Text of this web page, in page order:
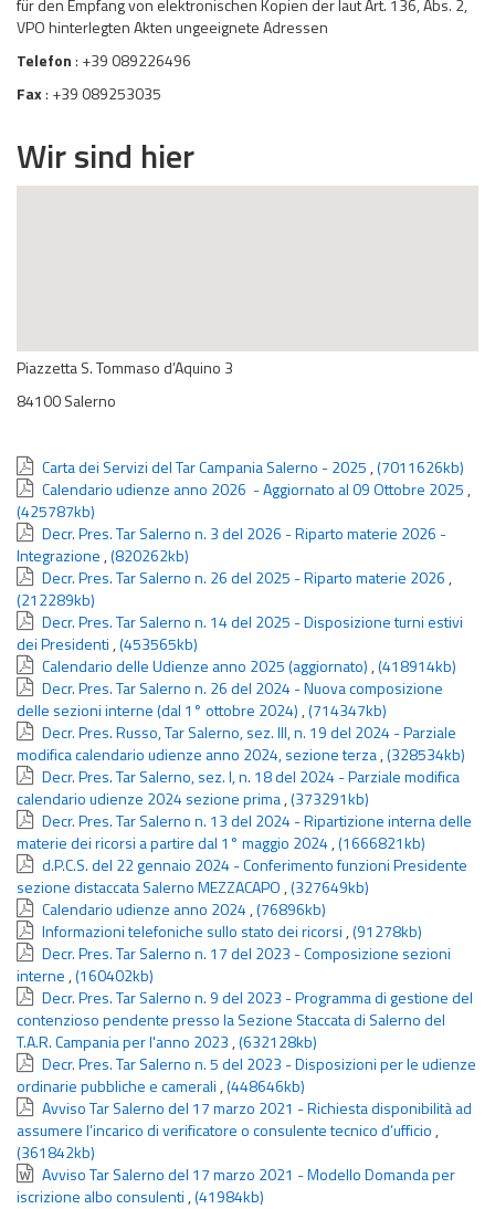
für den Empfang von elektronischen Kopien der laut Art. 136, Abs. 2,
VPO hinterlegten Akten ungeeignete Adressen
Telefon: +39 089226496
Fax: +39 089253035
Wir sind hier
Piazzetta S. Tommaso d’Aquino 3
84100 Salerno
Carta dei Servizi del Tar Campania Salerno - 2025 ,(7011626kb)
Calendario udienze anno 2026 - Aggiornato al 09 Ottobre 2025 ,
(425787kb)
Decr. Pres. Tar Salerno n. 3 del 2026 - Riparto materie 2026 -
Integrazione ,(820262kb)
Decr. Pres. Tar Salerno n. 26 del 2025 - Riparto materie 2026 ,
(212289kb)
Decr. Pres. Tar Salerno n. 14 del 2025 - Disposizione turni estivi
dei Presidenti ,(453565kb)
Calendario delle Udienze anno 2025 (aggiornato) ,(418914kb)
Decr. Pres. Tar Salerno n. 26 del 2024 - Nuova composizione
delle sezioni interne (dal 1° ottobre 2024) ,(714347kb)
Decr. Pres. Russo, Tar Salerno, sez. III, n. 19 del 2024 - Parziale
modifica calendario udienze anno 2024, sezione terza,(328534kb)
Decr. Pres. Tar Salerno, sez. I, n. 18 del 2024 - Parziale modifica
calendario udienze 2024 sezione prima,(373291kb)
Decr. Pres. Tar Salerno n. 13 del 2024 - Ripartizione interna delle
materie dei ricorsi a partire dal 1° maggio 2024,(1666821kb)
d.P.C.S. del 22 gennaio 2024 - Conferimento funzioni Presidente
sezione distaccata Salerno MEZZACAPO ,(327649kb)
Calendario udienze anno 2024,(76896kb)
Informazioni telefoniche sullo stato dei ricorsi ,(91278kb)
Decr. Pres. Tar Salerno n. 17 del 2023 - Composizione sezioni
interne ,(160402kb)
Decr. Pres. Tar Salerno n. 9 del 2023 - Programma di gestione del
contenzioso pendente presso la Sezione Staccata di Salerno del
T.A.R. Campania per l'anno 2023 ,(632128kb)
Decr. Pres. Tar Salerno n. 5 del 2023 - Disposizioni per le udienze
ordinarie pubbliche e camerali ,(448646kb)
Avviso Tar Salerno del 17 marzo 2021 - Richiesta disponibilità ad
assumere l’incarico di verificatore o consulente tecnico d’ufficio ,
(361842kb)
Avviso Tar Salerno del 17 marzo 2021 - Modello Domanda per
iscrizione albo consulenti ,(41984kb)